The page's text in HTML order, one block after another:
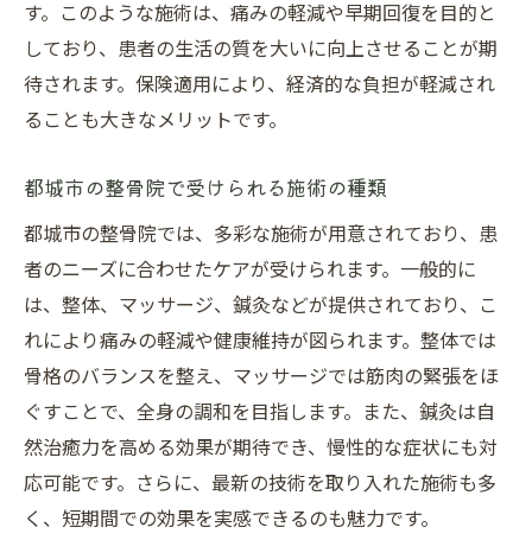
す。このような施術は、痛みの軽減や早期回復を目的と
しており、患者の生活の質を大いに向上させることが期
待されます。保険適用により、経済的な負担が軽減され
ることも大きなメリットです。
都城市の整骨院で受けられる施術の種類
都城市の整骨院では、多彩な施術が用意されており、患
者のニーズに合わせたケアが受けられます。一般的に
は、整体、マッサージ、鍼灸などが提供されており、こ
れにより痛みの軽減や健康維持が図られます。整体では
骨格のバランスを整え、マッサージでは筋肉の緊張をほ
ぐすことで、全身の調和を目指します。また、鍼灸は自
然治癒力を高める効果が期待でき、慢性的な症状にも対
応可能です。さらに、最新の技術を取り入れた施術も多
く、短期間での効果を実感できるのも魅力です。